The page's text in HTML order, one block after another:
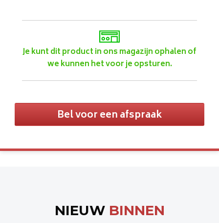
Je kunt dit product in ons magazijn ophalen of
we kunnen het voor je opsturen.
Bel voor een afspraak
NIEUW BINNEN